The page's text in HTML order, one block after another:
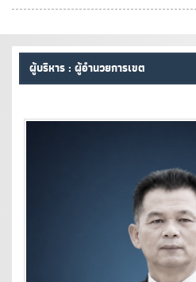
ผู้บริหาร : ผู้อำนวยการเขต